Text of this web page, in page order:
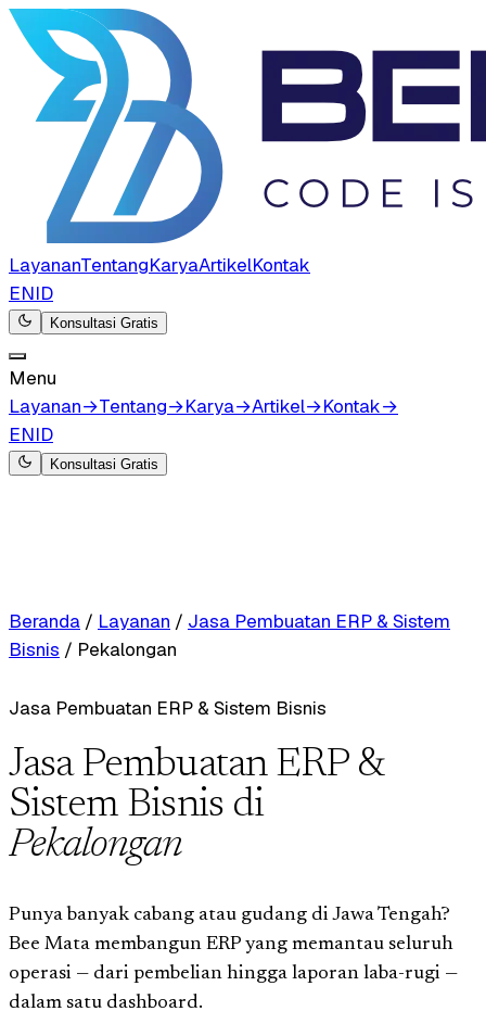
LayananTentangKaryaArtikelKontak
ENID
Konsultasi Gratis
Menu
Layanan→Tentang→Karya→Artikel→Kontak→
ENID
Konsultasi Gratis
Beranda / Layanan / Jasa Pembuatan ERP & Sistem
Bisnis / Pekalongan
Jasa Pembuatan ERP & Sistem Bisnis
Jasa Pembuatan ERP &
Sistem Bisnis di
Pekalongan
Punya banyak cabang atau gudang di Jawa Tengah?
Bee Mata membangun ERP yang memantau seluruh
operasi — dari pembelian hingga laporan laba-rugi —
dalam satu dashboard.